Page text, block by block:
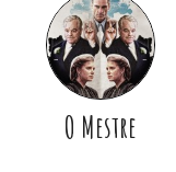
O Mestre